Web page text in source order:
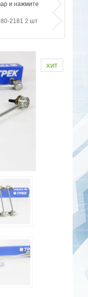
и нажмите
2181 2 шт
хит